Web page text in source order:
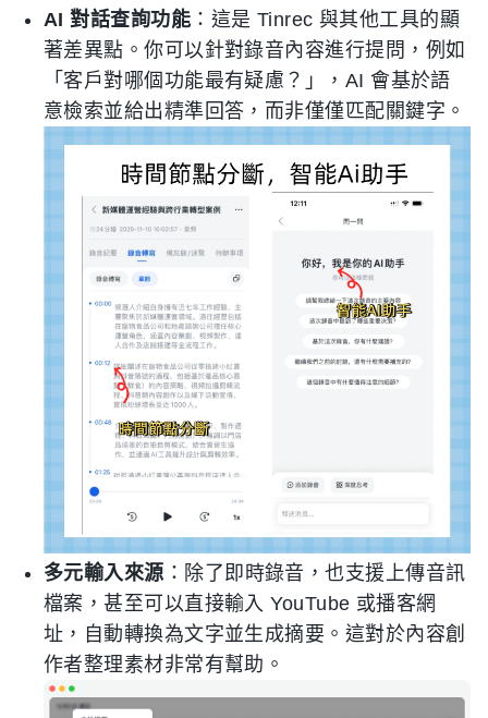
AI 對話查詢功能 ：這是 Tinrec 與其他工具的顯
著差異點。你可以針對錄音內容進行提問，例如
「客戶對哪個功能最有疑慮？」，AI 會基於語
意檢索並給出精準回答，而非僅僅匹配關鍵字。
多元輸入來源 ：除了即時錄音，也支援上傳音訊
檔案，甚至可以直接輸入 YouTube 或播客網
址，自動轉換為文字並生成摘要。這對於內容創
作者整理素材非常有幫助。